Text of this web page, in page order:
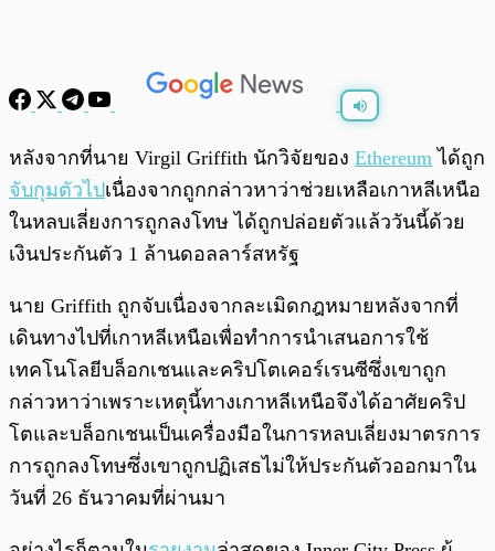
พร้อมเล่น 0:00
หลังจากที่นาย Virgil Griffith นักวิจัยของ Ethereum ได้ถูก
จับกุมตัวไปเนื่องจากถูกกล่าวหาว่าช่วยเหลือเกาหลีเหนือ
ในหลบเลี่ยงการถูกลงโทษ ได้ถูกปล่อยตัวแล้ววันนี้ด้วย
เงินประกันตัว 1 ล้านดอลลาร์สหรัฐ
นาย Griffith ถูกจับเนื่องจากละเมิดกฎหมายหลังจากที่
เดินทางไปที่เกาหลีเหนือเพื่อทำการนำเสนอการใช้
เทคโนโลยีบล็อกเชนและคริปโตเคอร์เรนซีซึ่งเขาถูก
กล่าวหาว่าเพราะเหตุนี้ทางเกาหลีเหนือจึงได้อาศัยคริป
โตและบล็อกเชนเป็นเครื่องมือในการหลบเลี่ยงมาตรการ
การถูกลงโทษซึ่งเขาถูกปฏิเสธไม่ให้ประกันตัวออกมาใน
วันที่ 26 ธันวาคมที่ผ่านมา